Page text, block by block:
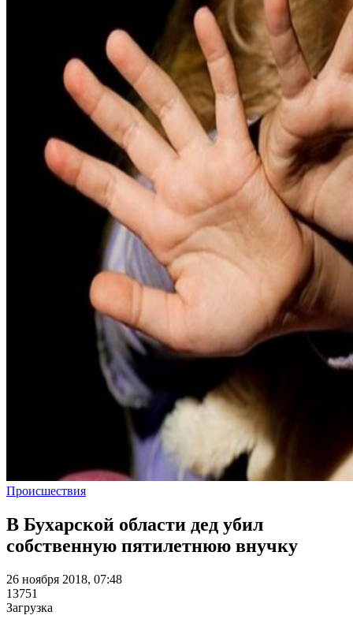
Происшествия
В Бухарской области дед убил
собственную пятилетнюю внучку
26 ноября 2018, 07:48
13751
Загрузка